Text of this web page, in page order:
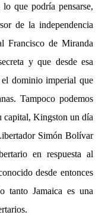
que podría pensarse,
de la independencia
Francisco de Miranda
y que desde esa
dominio imperial que
Tampoco podemos
capital, Kingston un día
Simón Bolívar
en respuesta al
desde entonces
tanto Jamaica es una